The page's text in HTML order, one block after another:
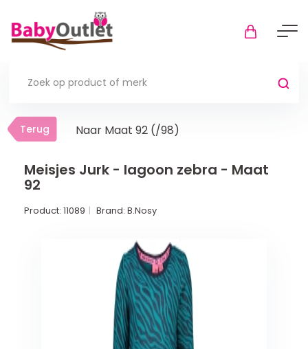
Terug
Thuis
Boxmatrassen en hoeslakens
Veiligheid in en om huis
Terug Naar Maat 92 (/98)
Meisjes Jurk - lagoon zebra - Maat
92
Product: 11089 Brand: B.Nosy